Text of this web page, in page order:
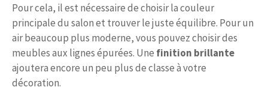
Pour cela, il est nécessaire de choisir la couleur
principale du salon et trouver le juste équilibre. Pour un
air beaucoup plus moderne, vous pouvez choisir des
meubles aux lignes épurées. Une finition brillante
ajoutera encore un peu plus de classe à votre
décoration.